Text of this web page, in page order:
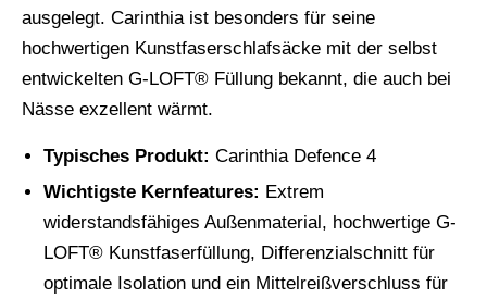
ausgelegt. Carinthia ist besonders für seine
hochwertigen Kunstfaserschlafsäcke mit der selbst
entwickelten G-LOFT® Füllung bekannt, die auch bei
Nässe exzellent wärmt.
Typisches Produkt: Carinthia Defence 4
Wichtigste Kernfeatures: Extrem
widerstandsfähiges Außenmaterial, hochwertige G-
LOFT® Kunstfaserfüllung, Differenzialschnitt für
optimale Isolation und ein Mittelreißverschluss für